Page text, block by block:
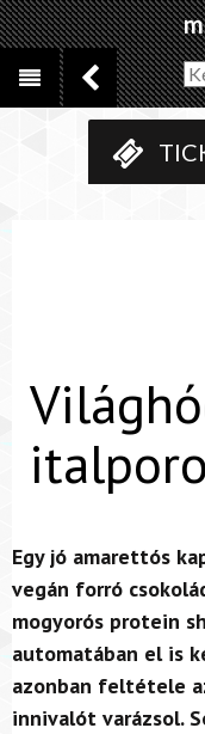
Egy jó amarettós
vegán forró
mogyorós protein
automatában el is
azonban feltétele
innivalót varázsol.